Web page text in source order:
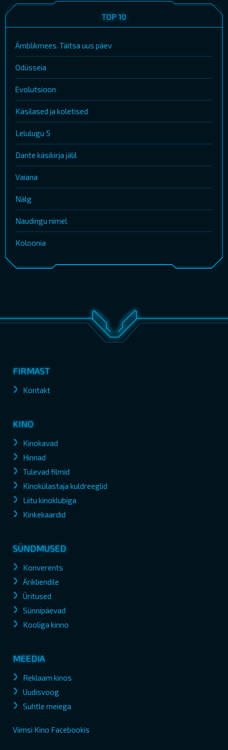
TOP 10
Ämblikmees. Täitsa uus päev
Odüsseia
Evolutsioon
Käsilased ja koletised
Lelulugu 5
Dante käsikirja jälil
Vaiana
Nälg
Naudingu nimel
Koloonia
FIRMAST
Kontakt
KINO
Kinokavad
Hinnad
Tulevad filmid
Kinokülastaja kuldreeglid
Liitu kinoklubiga
Kinkekaardid
SÜNDMUSED
Konverents
Ärikliendile
Üritused
Sünnipäevad
Kooliga kinno
MEEDIA
Reklaam kinos
Uudisvoog
Suhtle meiega
Viimsi Kino Facebookis